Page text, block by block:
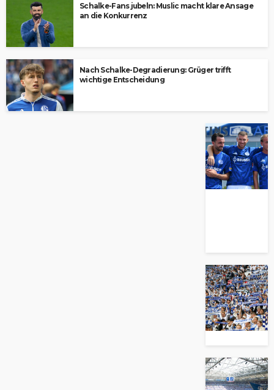
Schalke-Fans jubeln: Muslic macht klare Ansage
an die Konkurrenz
Nach Schalke-Degradierung: Grüger trifft
wichtige Entscheidung